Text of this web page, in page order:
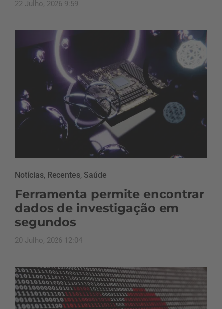
22 Julho, 2026 9:59
Notícias, Recentes, Saúde
Ferramenta permite encontrar
dados de investigação em
segundos
20 Julho, 2026 12:04